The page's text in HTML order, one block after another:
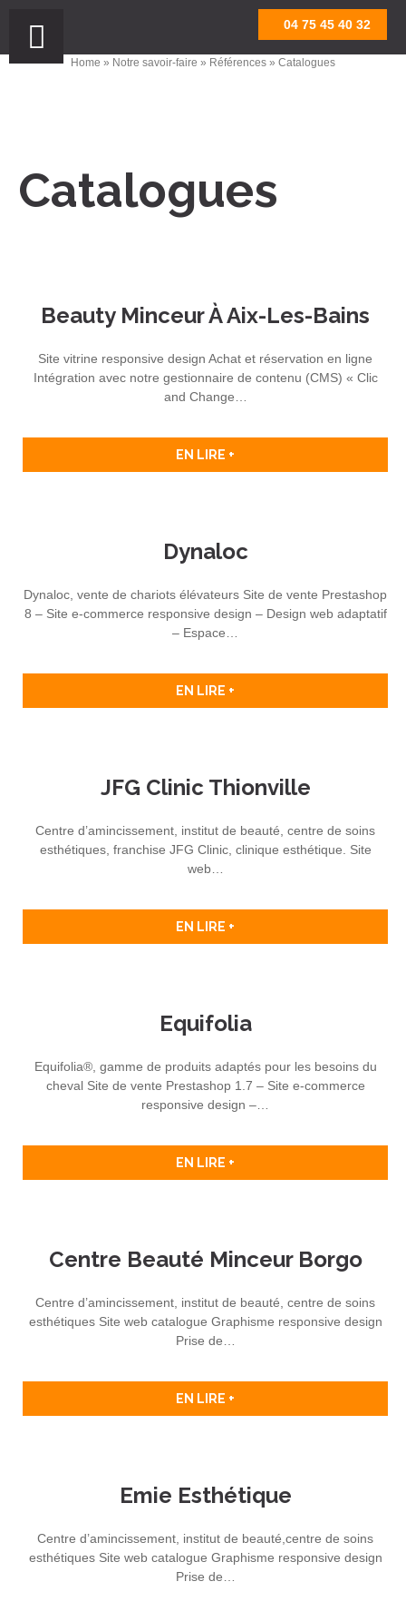
04 75 45 40 32
contenu
Home » Notre savoir-faire » Références » Catalogues
Catalogues
Beauty Minceur À Aix-Les-Bains
Site vitrine responsive design Achat et réservation en ligne
Intégration avec notre gestionnaire de contenu (CMS) « Clic
and Change…
EN LIRE +
Dynaloc
Dynaloc, vente de chariots élévateurs Site de vente Prestashop
8 – Site e-commerce responsive design – Design web adaptatif
– Espace…
EN LIRE +
JFG Clinic Thionville
Centre d’amincissement, institut de beauté, centre de soins
esthétiques, franchise JFG Clinic, clinique esthétique. Site
web…
EN LIRE +
Equifolia
Equifolia®, gamme de produits adaptés pour les besoins du
cheval Site de vente Prestashop 1.7 – Site e-commerce
responsive design –…
EN LIRE +
Centre Beauté Minceur Borgo
Centre d’amincissement, institut de beauté, centre de soins
esthétiques Site web catalogue Graphisme responsive design
Prise de…
EN LIRE +
Emie Esthétique
Centre d’amincissement, institut de beauté,centre de soins
esthétiques Site web catalogue Graphisme responsive design
Prise de…